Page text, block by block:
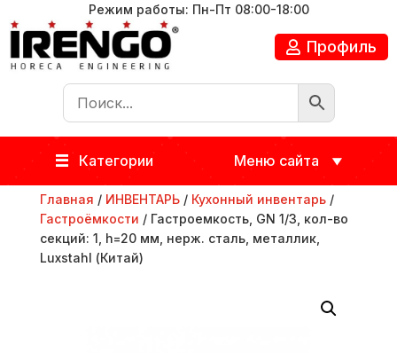
Режим работы: Пн-Пт 08:00-18:00
Профиль
Категории Меню сайта
Главная / ИНВЕНТАРЬ/ Кухонный инвентарь/
Гастроёмкости / Гастроемкость, GN 1/3, кол-во
секций: 1, h=20 мм, нерж. сталь, металлик,
Luxstahl (Китай)